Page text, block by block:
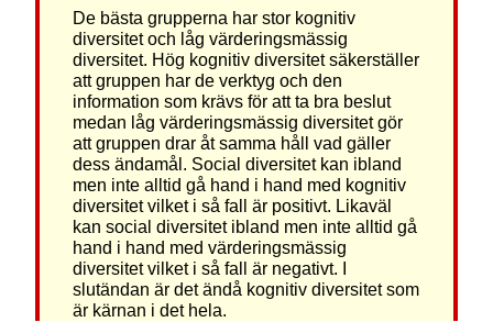
De bästa grupperna har stor kognitiv
diversitet och låg värderingsmässig
diversitet. Hög kognitiv diversitet säkerställer
att gruppen har de verktyg och den
information som krävs för att ta bra beslut
medan låg värderingsmässig diversitet gör
att gruppen drar åt samma håll vad gäller
dess ändamål. Social diversitet kan ibland
men inte alltid gå hand i hand med kognitiv
diversitet vilket i så fall är positivt. Likaväl
kan social diversitet ibland men inte alltid gå
hand i hand med värderingsmässig
diversitet vilket i så fall är negativt. I
slutändan är det ändå kognitiv diversitet som
är kärnan i det hela.